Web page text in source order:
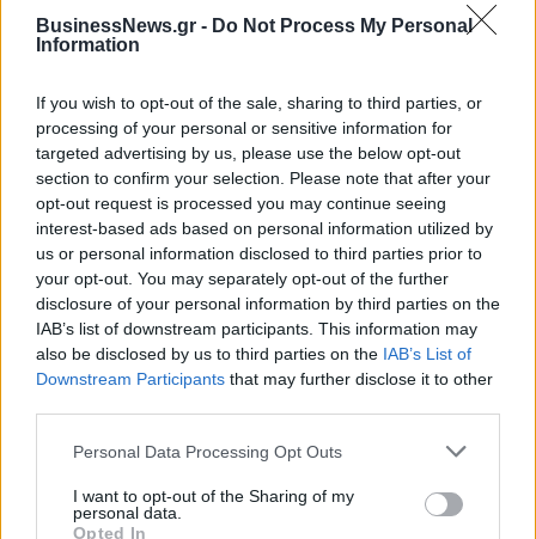
BusinessNews.gr - Do Not Process My Personal
Information
If you wish to opt-out of the sale, sharing to third parties, or
processing of your personal or sensitive information for
targeted advertising by us, please use the below opt-out
section to confirm your selection. Please note that after your
opt-out request is processed you may continue seeing
interest-based ads based on personal information utilized by
us or personal information disclosed to third parties prior to
your opt-out. You may separately opt-out of the further
disclosure of your personal information by third parties on the
IAB’s list of downstream participants. This information may
also be disclosed by us to third parties on the IAB’s List of
Downstream Participants that may further disclose it to other
Personal Data Processing Opt Outs
I want to opt-out of the Sharing of my
personal data.
Opted In
06/08/2026 - 15:46 ΟΙΚΟΝΟΜΙΑ
κτηνοτρόφους για ευλογιά, πανώλη και αφθώδη
πυρετό
06/08/2026 - 15:33 ΟΙΚΟΝΟΜΙΑ
Στ. Παπασταύρου: Άμεσα αντιδιαβρωτικά έργα στη
Δυτική Αττική
06/08/2026 - 15:17 ΠΟΛΙΤΙΚΗ
Συνάλλαγμα: Το ευρώ υποχωρεί κατά 0,11%, στα
1,1541 δολάρια
06/08/2026 - 14:59 ΟΙΚΟΝΟΜΙΑ